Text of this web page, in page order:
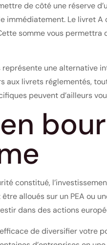
de côté une réserve
immédiatement. Le livret
somme vous
représente une
aux livrets réglementés,
peuvent d’ailleurs
constitué,
alloués sur un PEA ou
dans des actions
de diversifier votre